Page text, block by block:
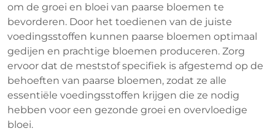
om de groei en bloei van paarse bloemen te
bevorderen. Door het toedienen van de juiste
voedingsstoffen kunnen paarse bloemen optimaal
gedijen en prachtige bloemen produceren. Zorg
ervoor dat de meststof specifiek is afgestemd op de
behoeften van paarse bloemen, zodat ze alle
essentiële voedingsstoffen krijgen die ze nodig
hebben voor een gezonde groei en overvloedige
bloei.